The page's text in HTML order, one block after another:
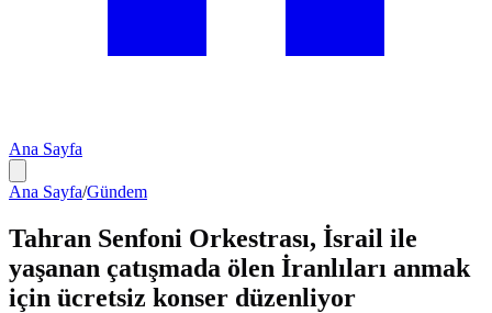
Ana Sayfa
Ana Sayfa/Gündem
Tahran Senfoni Orkestrası, İsrail ile
yaşanan çatışmada ölen İranlıları anmak
için ücretsiz konser düzenliyor